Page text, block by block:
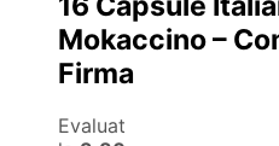
Mokaccino –
Firma
Evaluat